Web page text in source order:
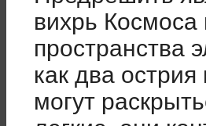
вихрь Космоса
пространства
как два
могут